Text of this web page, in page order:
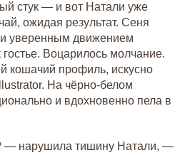
стук — и вот Натали уже
ожидая результат. Сеня
уверенным движением
Воцарилось молчание.
кошачий профиль, искусно
На чёрно-белом
и вдохновенно пела в
— нарушила тишину Натали, —